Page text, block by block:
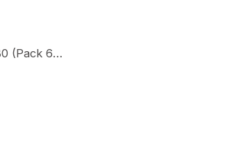
Lima Negra 80/80 (Pack 6) Ud.